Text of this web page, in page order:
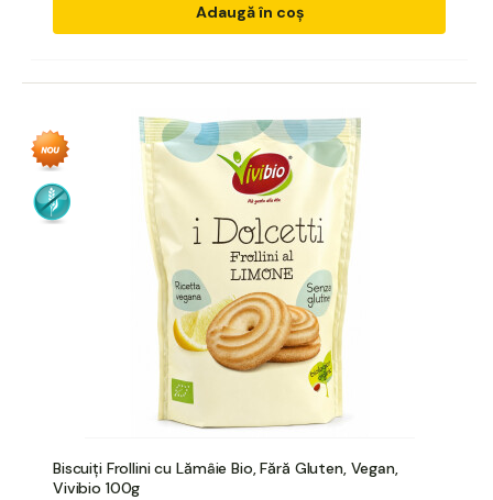
Adaugă în coș
Biscuiți Frollini cu Lămâie Bio, Fără Gluten, Vegan,
Vivibio 100g